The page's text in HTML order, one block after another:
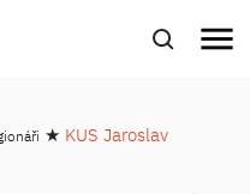
menu
★ KUS Jaroslav